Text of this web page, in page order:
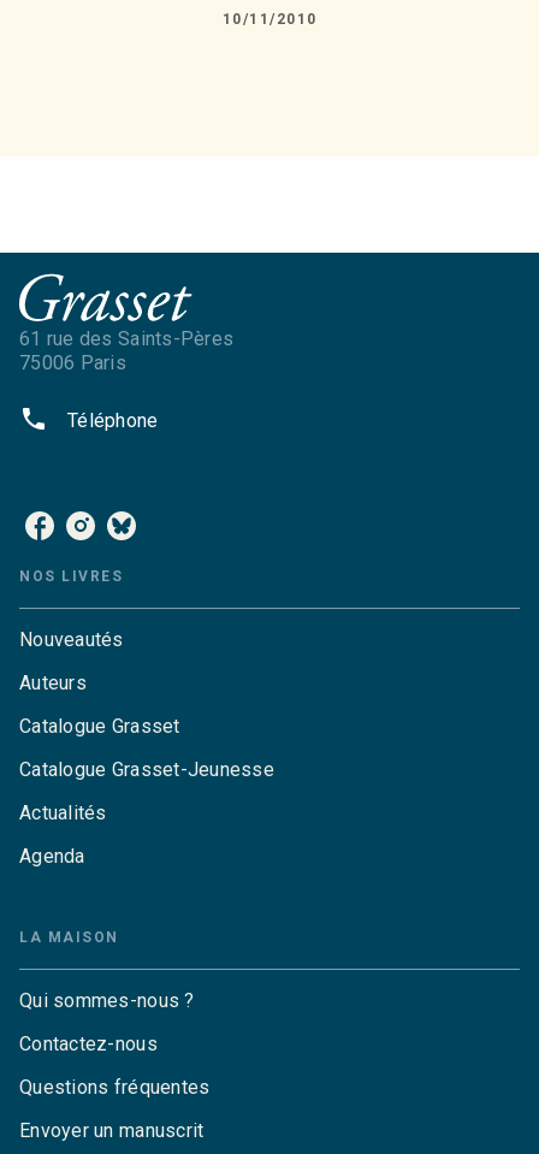
10/11/2010
61 rue des Saints-Pères
75006 Paris
phone Téléphone
NOS LIVRES
Nouveautés
Auteurs
Catalogue Grasset
Catalogue Grasset-Jeunesse
Actualités
Agenda
LA MAISON
Qui sommes-nous ?
Contactez-nous
Questions fréquentes
Envoyer un manuscrit